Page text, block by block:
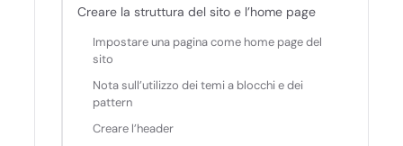
Creare la struttura del sito e l’home page
Impostare una pagina come home page del
sito
Nota sull’utilizzo dei temi a blocchi e dei
pattern
Creare l’header